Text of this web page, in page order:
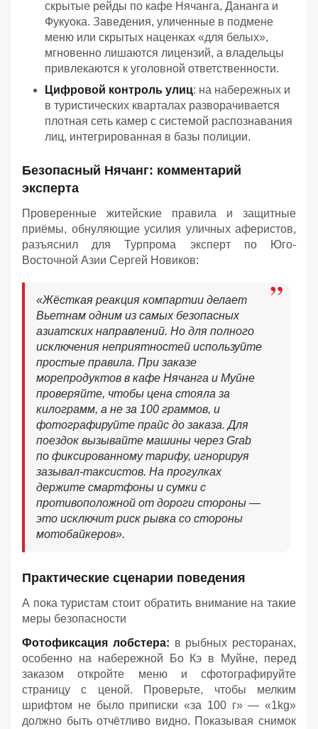
скрытые рейды по кафе Нячанга, Дананга и
Фукуока. Заведения, уличенные в подмене
меню или скрытых наценках «для белых»,
мгновенно лишаются лицензий, а владельцы
привлекаются к уголовной ответственности.
Цифровой контроль улиц: на набережных и
в туристических кварталах разворачивается
плотная сеть камер с системой распознавания
лиц, интегрированная в базы полиции.
Безопасный Нячанг: комментарий
эксперта
Проверенные житейские правила и защитные
приёмы, обнуляющие усилия уличных аферистов,
разъяснил для Турпрома эксперт по Юго-
Восточной Азии Сергей Новиков:
«Жёсткая реакция компартии делает
Вьетнам одним из самых безопасных
азиатских направлений. Но для полного
исключения неприятностей используйте
простые правила. При заказе
морепродуктов в кафе Нячанга и Муйне
проверяйте, чтобы цена стояла за
килограмм, а не за 100 граммов, и
фотографируйте прайс до заказа. Для
поездок вызывайте машины через Grab
по фиксированному тарифу, игнорируя
зазывал-таксистов. На прогулках
держите смартфоны и сумки с
противоположной от дороги стороны —
это исключит риск рывка со стороны
мотобайкеров».
Практические сценарии поведения
А пока туристам стоит обратить внимание на такие
меры безопасности
Фотофиксация лобстера: в рыбных ресторанах,
особенно на набережной Бо Кэ в Муйне, перед
заказом откройте меню и сфотографируйте
страницу с ценой. Проверьте, чтобы мелким
шрифтом не было приписки «за 100 г» — «1kg»
должно быть отчётливо видно. Показывая снимок